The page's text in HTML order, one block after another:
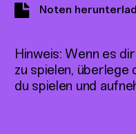
Noten
Hinweis: Wenn es
zu spielen, überlege
du spielen und